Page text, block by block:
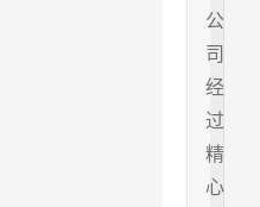
公
司
经
过
精
心